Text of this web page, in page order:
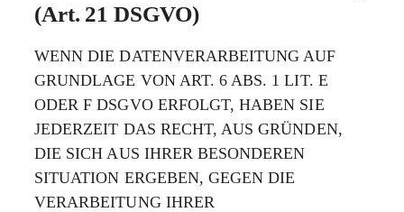
(Art. 21 DSGVO)
WENN DIE DATENVERARBEITUNG AUF
GRUNDLAGE VON ART. 6 ABS. 1 LIT. E
ODER F DSGVO ERFOLGT, HABEN SIE
JEDERZEIT DAS RECHT, AUS GRÜNDEN,
DIE SICH AUS IHRER BESONDEREN
SITUATION ERGEBEN, GEGEN DIE
VERARBEITUNG IHRER